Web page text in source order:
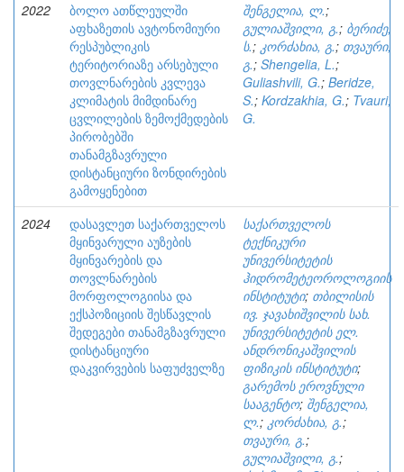
2022
ბოლო ათწლეულში
აფხაზეთის ავტონომიური
რესპუბლიკის
ტერიტორიაზე არსებული
თოვლნარების კვლევა
კლიმატის მიმდინარე
ცვლილების ზემოქმედების
პირობებში
თანამგზავრული
დისტანციური ზონდირების
გამოყენებით
შენგელია, ლ.;
გულიაშვილი, გ.; ბერიძე,
ს.; კორძახია, გ.; თვაური,
გ.; Shengelia, L.;
Guliashvili, G.; Beridze,
S.; Kordzakhia, G.; Tvauri,
G.
2024
დასავლეთ საქართველოს
მყინვარული აუზების
მყინვარების და
თოვლნარების
მორფოლოგიისა და
ექსპოზიციის შესწავლის
შედეგები თანამგზავრული
დისტანციური
დაკვირვების საფუძველზე
საქართველოს
ტექნიკური
უნივერსიტეტის
ჰიდრომეტეოროლოგიის
ინსტიტუტი; თბილისის
ივ. ჯავახიშვილის სახ.
უნივერსიტეტის ელ.
ანდრონიკაშვილის
ფიზიკის ინსტიტუტი;
გარემოს ეროვნული
სააგენტო; შენგელია,
ლ.; კორძახია, გ.;
თვაური, გ.;
გულიაშვილი, გ.;